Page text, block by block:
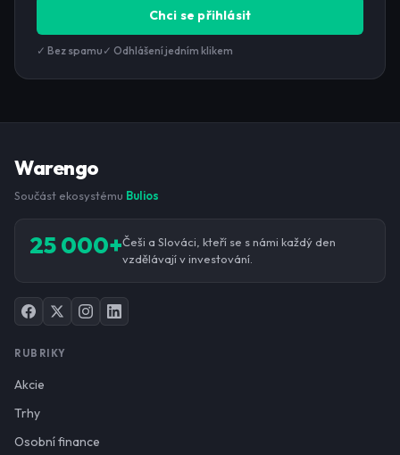
Chci se přihlásit
✓ Bez spamu ✓ Odhlášení jedním klikem
Warengo
Součást ekosystému Bulios
25 000+Češi a Slováci, kteří se s námi každý den
vzdělávají v investování.
RUBRIKY
Akcie
Trhy
Osobní finance